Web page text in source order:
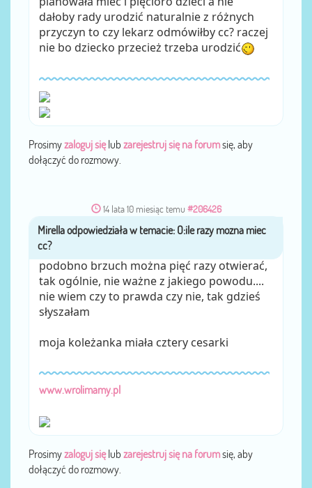
dałoby rady urodzić naturalnie z różnych
przyczyn to czy lekarz odmówiłby cc? raczej
nie bo dziecko przecież trzeba urodzić
Prosimyzaloguj sięlub zarejestruj się na forumsię, aby
dołączyć do rozmowy.
14 lata 10 miesiąc temu #206426
przezMirella
podobno brzuch można pięć razy otwierać,
tak ogólnie, nie ważne z jakiego powodu....
nie wiem czy to prawda czy nie, tak gdzieś
słyszałam
moja koleżanka miała cztery cesarki
www.wrolimamy.pl
Prosimyzaloguj sięlub zarejestruj się na forumsię, aby
dołączyć do rozmowy.